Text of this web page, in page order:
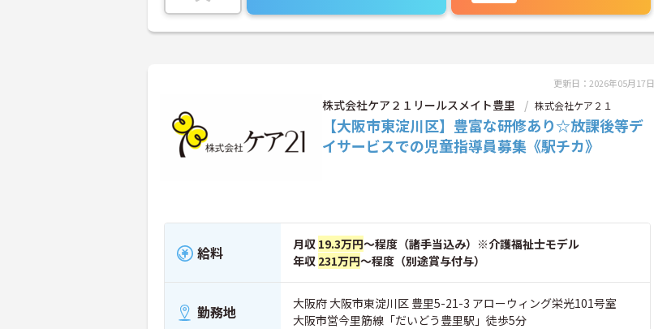
更新日：2026年05月17日
株式会社ケア２１リールスメイト豊里 株式会社ケア２１
【大阪市東淀川区】豊富な研修あり☆放課後等デ
イサービスでの児童指導員募集《駅チカ》
給料 月収 19.3万円～程度（諸手当込み）※介護福祉士モデル
年収 231万円～程度（別途賞与付与）
勤務地
大阪府 大阪市東淀川区 豊里5-21-3 アローウィング栄光101号室
大阪市営今里筋線「だいどう豊里駅」徒歩5分